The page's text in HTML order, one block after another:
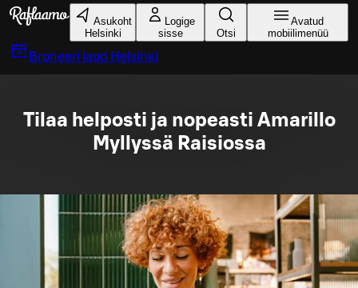
Liigu peamise sisu juurde
Asukoht
Helsinki
Logige
sisse
Otsi
Avatud
mobiilimenüü
Broneeri laud Helsinki
Tilaa helposti ja nopeasti Amarillo
Myllyssä Raisiossa